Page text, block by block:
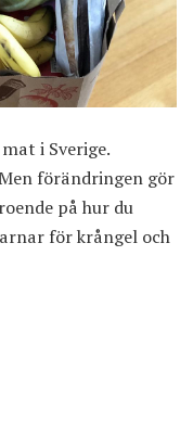
i Sverige.
förändringen gör
på hur du
för krångel och